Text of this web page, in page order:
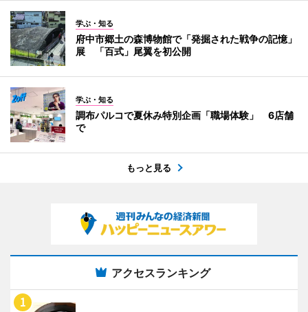
学ぶ・知る
府中市郷土の森博物館で「発掘された戦争の記憶」
展 「百式」尾翼を初公開
学ぶ・知る
調布パルコで夏休み特別企画「職場体験」 6店舗
で
もっと見る
アクセスランキング